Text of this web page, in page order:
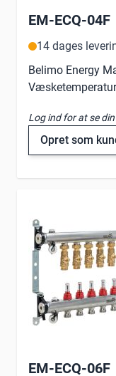
EM-ECQ-04F
14 dages
Belimo Energy
Væsketemperatur
Log ind for at se
Opret som
EM-ECQ-06F